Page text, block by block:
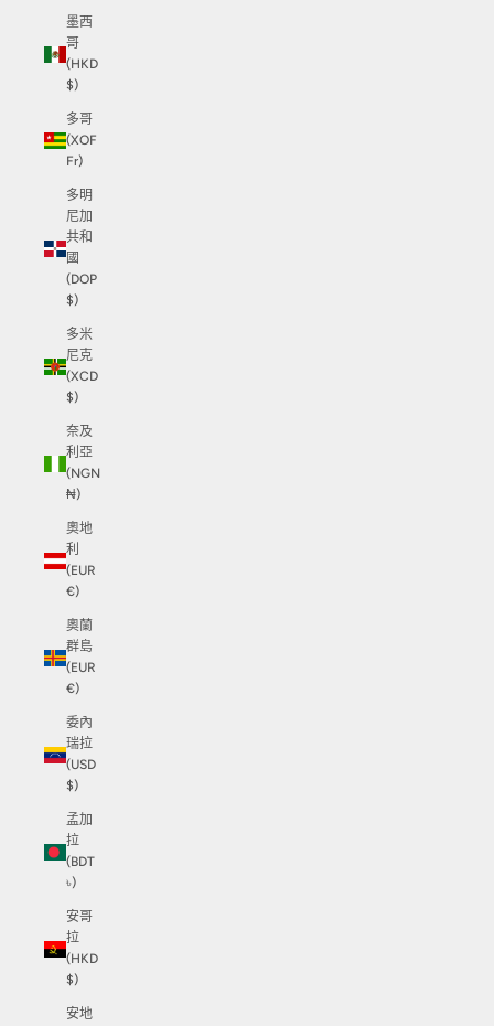
墨西
哥
(HKD
$)
多哥
(XOF
Fr)
多明
尼加
共和
國
(DOP
$)
多米
尼克
(XCD
$)
奈及
利亞
(NGN
₦)
奧地
利
(EUR
€)
奧蘭
群島
(EUR
€)
委內
瑞拉
(USD
$)
孟加
拉
(BDT
৳)
安哥
拉
(HKD
$)
安地